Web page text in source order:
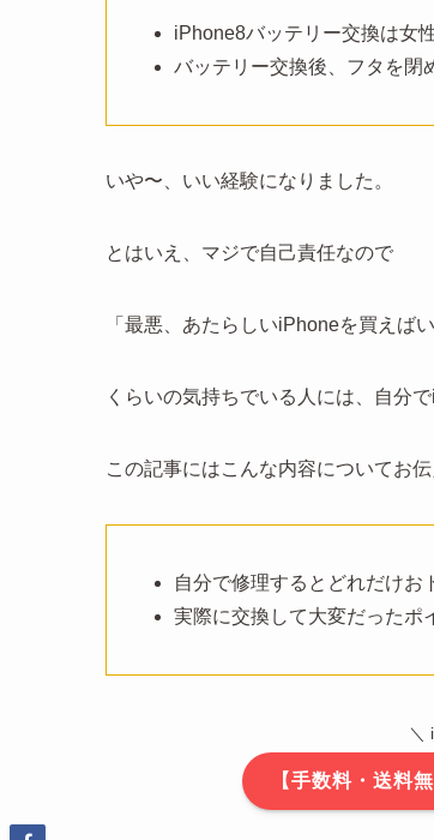
iPhone8バッテリー交換は女
バッテリー交換後、フタを閉
いや〜、いい経験になりました。
とはいえ、マジで自己責任なので
「最悪、あたらしいiPhoneを買えばい
くらいの気持ちでいる人には、自分
この記事にはこんな内容についてお伝
自分で修理するとどれだけお
実際に交換して大変だったポ
＼
【手数料・送料